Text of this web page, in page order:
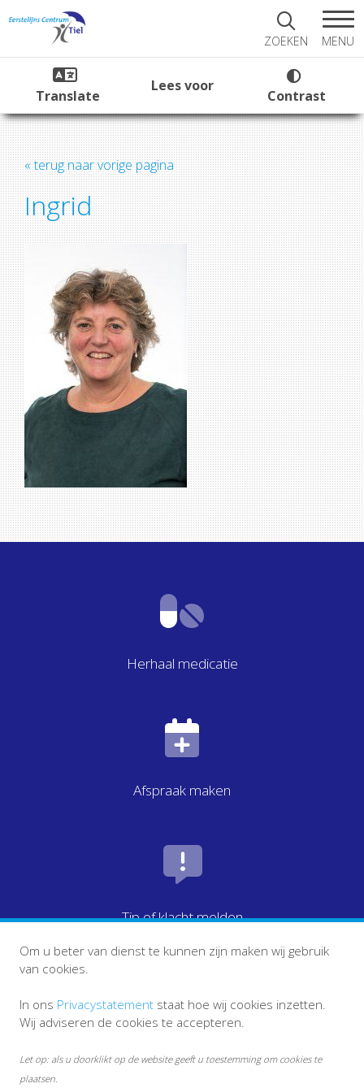
ZOEKEN MENU
Translate
Lees voor
Contrast
« terug naar vorige pagina
Ingrid
Herhaal medicatie
Afspraak maken
Tip of klacht melden
Om u beter van dienst te kunnen zijn maken wij gebruik
van cookies.
In ons Privacystatement staat hoe wij cookies inzetten.
Wij adviseren de cookies te accepteren.
Let op: als u doorklikt op de website geeft u toestemming om cookies te
plaatsen.